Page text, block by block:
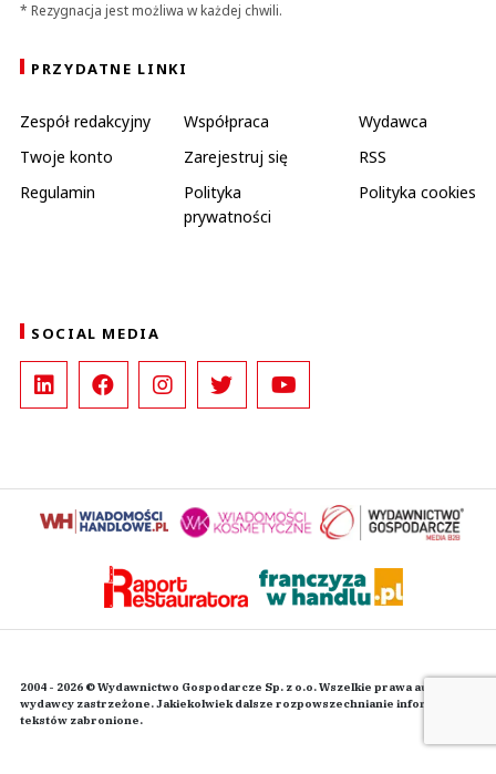
* Rezygnacja jest możliwa w każdej chwili.
PRZYDATNE LINKI
Zespół redakcyjny Współpraca
Wydawca
Twoje konto
Zarejestruj się
RSS
Regulamin
Polityka
prywatności
Polityka cookies
SOCIAL MEDIA
2004 - 2026 © Wydawnictwo Gospodarcze Sp. z o.o. Wszelkie prawa autorskie
wydawcy zastrzeżone. Jakiekolwiek dalsze rozpowszechnianie informacji i
tekstów zabronione.